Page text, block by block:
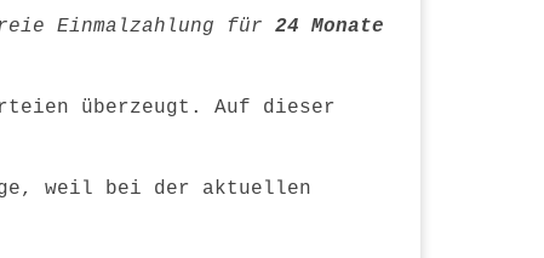
Einmalzahlung für 24 Monate
überzeugt. Auf dieser
weil bei der aktuellen